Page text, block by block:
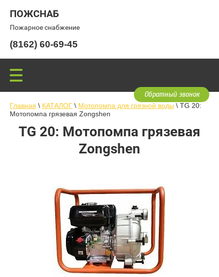
ПОЖСНАБ
Пожарное снабжение
Обратный звонок
(8162) 60-69-45
Главная \ КАТАЛОГ \ Мотопомпа для грязной воды \ TG 20:
Мотопомпа грязевая Zongshen
TG 20: Мотопомпа грязевая
Zongshen